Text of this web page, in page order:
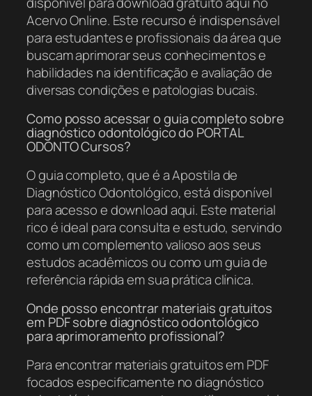
Acervo Online. Este recurso é indispensável
para estudantes e profissionais da área que
buscam aprimorar seus conhecimentos e
habilidades na identificação e avaliação de
diversas condições e patologias bucais.
Como posso acessar o guia completo sobre
diagnóstico odontológico do PORTAL
ODONTO Cursos?
O guia completo, que é a Apostila de
Diagnóstico Odontológico, está disponível
para acesso e download aqui. Este material
rico é ideal para consulta e estudo, servindo
como um complemento valioso aos seus
estudos acadêmicos ou como um guia de
referência rápida em sua prática clínica.
Onde posso encontrar materiais gratuitos
em PDF sobre diagnóstico odontológico
para aprimoramento profissional?
Para encontrar materiais gratuitos em PDF
focados especificamente no diagnóstico